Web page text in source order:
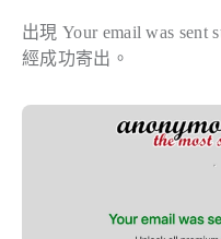
出現 Your email was sent
經成功寄出。